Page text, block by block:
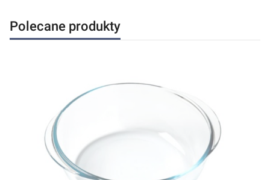
Polecane produkty